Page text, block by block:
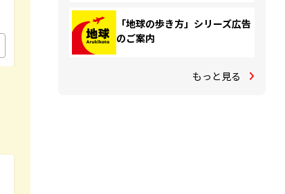
「地球の歩き方」シリーズ広告
のご案内
もっと見る